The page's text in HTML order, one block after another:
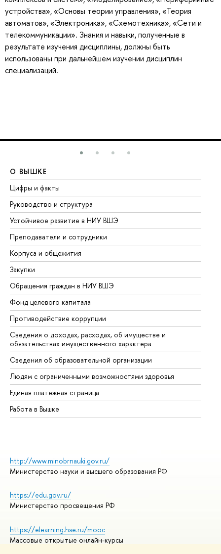
устройства», «Основы теории управления», «Теория
автоматов», «Электроника», «Схемотехника», «Сети и
телекоммуникации». Знания и навыки, полученные в
результате изучения дисциплины, должны быть
использованы при дальнейшем изучении дисциплин
специализаций.
О ВЫШКЕ
Цифры и факты
Руководство и структура
Устойчивое развитие в НИУ ВШЭ
Преподаватели и сотрудники
Корпуса и общежития
Закупки
Обращения граждан в НИУ ВШЭ
Фонд целевого капитала
Противодействие коррупции
Сведения о доходах, расходах, об имуществе и
обязательствах имущественного характера
Сведения об образовательной организации
Людям с ограниченными возможностями здоровья
Единая платежная страница
Работа в Вышке
http://www.minobrnauki.gov.ru/
Министерство науки и высшего образования РФ
https://edu.gov.ru/
Министерство просвещения РФ
https://elearning.hse.ru/mooc
Массовые открытые онлайн-курсы